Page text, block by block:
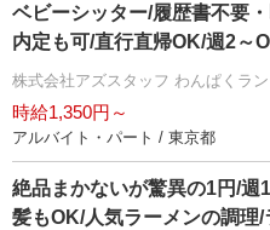
ベビーシッター/履歴書不要
内定も可/直行直帰OK/週2～
株式会社アズスタッフ わんぱくラン
時給1,350円～
アルバイト・パート / 東京都
絶品まかないが驚異の1円/
髪もOK/人気ラーメンの調理